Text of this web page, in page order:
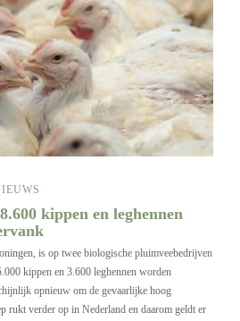
kippen en leghennen
is op twee biologische pluimveebedrijven
kippen en 3.600 leghennen worden
opnieuw om de gevaarlijke hoog
rukt verder op in Nederland en daarom geldt er